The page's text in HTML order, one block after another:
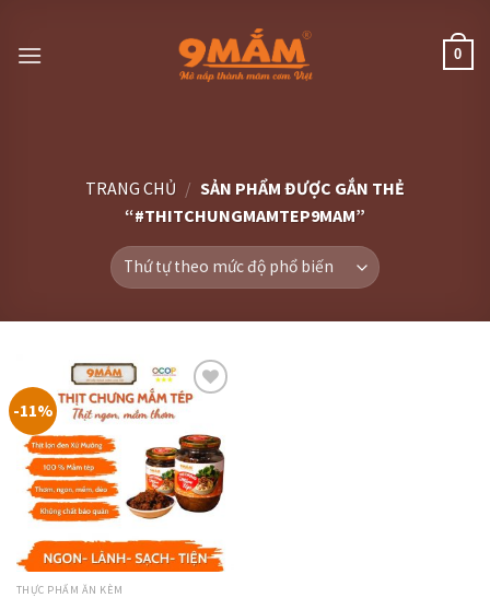
content
0
TRANG CHỦ / SẢN PHẨM ĐƯỢC GẮN THẺ
“#THITCHUNGMAMTEP9MAM”
-11%
thực
đơn
yêu
thích
THỰC PHẨM ĂN KÈM